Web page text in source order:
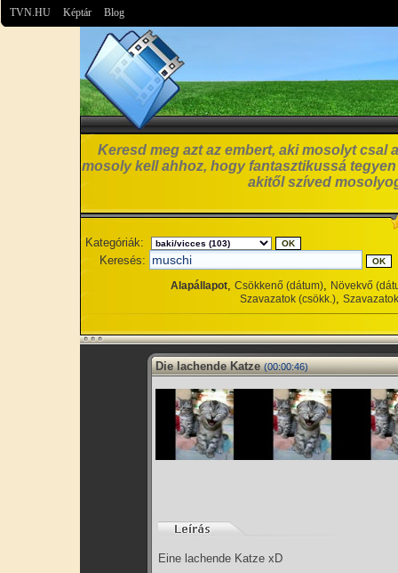
TVN.HU Képtár Blog
Keresd meg azt az embert, aki mosolyt csal
mosoly kell ahhoz, hogy fantasztikussá
akitől szíved
Kategóriák:
Keresés:
Alapállapot, Csökkenő (dátum), Növekvő
Szavazatok (csökk.),
Die lachende Katze (00:00:46)
Eine lachende Katze xD